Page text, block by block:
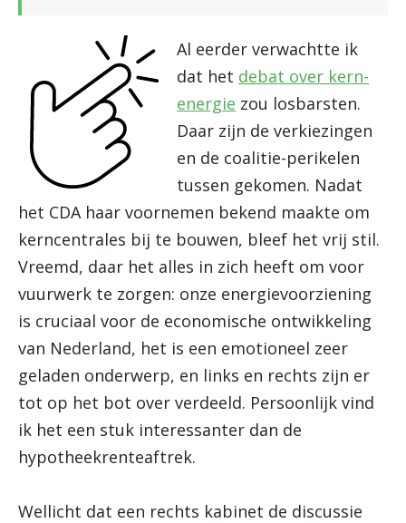
Al eerder verwachtte ik
dat het debat over kern-
energie zou losbarsten.
Daar zijn de verkiezingen
en de coalitie-perikelen
tussen gekomen. Nadat
het CDA haar voornemen bekend maakte om
kerncentrales bij te bouwen, bleef het vrij stil.
Vreemd, daar het alles in zich heeft om voor
vuurwerk te zorgen: onze energievoorziening
is cruciaal voor de economische ontwikkeling
van Nederland, het is een emotioneel zeer
geladen onderwerp, en links en rechts zijn er
tot op het bot over verdeeld. Persoonlijk vind
ik het een stuk interessanter dan de
hypotheekrenteaftrek.
Wellicht dat een rechts kabinet de discussie